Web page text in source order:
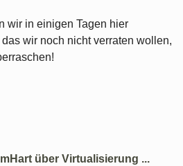
wir in einigen Tagen hier
wir noch nicht verraten wollen,
über Virtualisierung ...